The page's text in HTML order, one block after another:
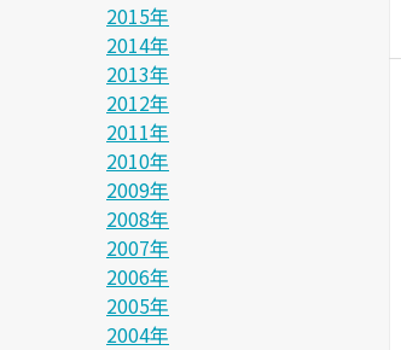
2015年
2014年
2013年
2012年
2011年
2010年
2009年
2008年
2007年
2006年
2005年
2004年